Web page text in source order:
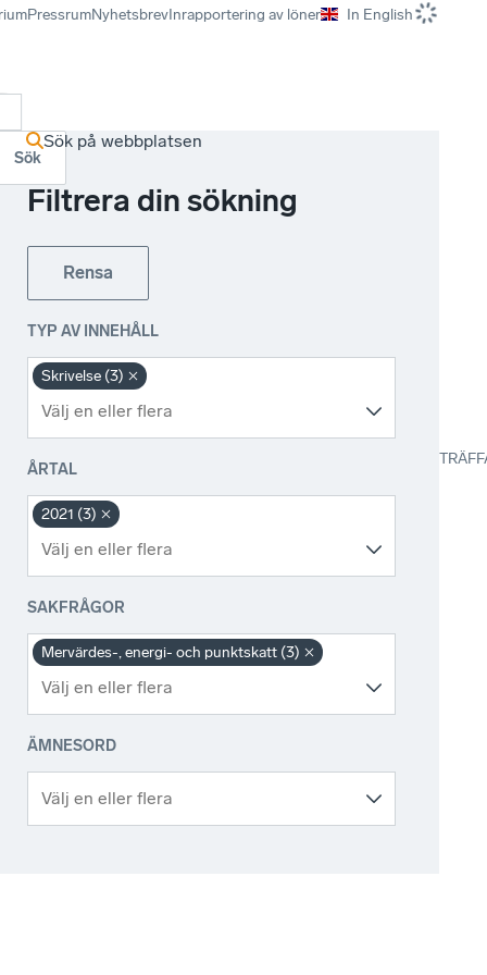
PressrumNyhetsbrevInrapportering av löner In English
Sök på webbplatsen
Filtrera din sökning
Rensa
TYP AV INNEHÅLL
Skrivelse (3)
ÅRTAL
2021 (3)
SAKFRÅGOR
Mervärdes-, energi- och punktskatt (3)
ÄMNESORD
Sök